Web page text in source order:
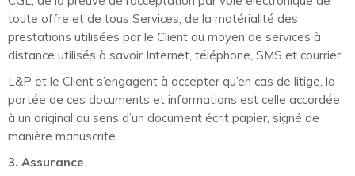
toute offre et de tous Services, de la matérialité des
prestations utilisées par le Client au moyen de services à
distance utilisés à savoir Internet, téléphone, SMS et courrier.
L&P et le Client s’engagent à accepter qu’en cas de litige, la
portée de ces documents et informations est celle accordée
à un original au sens d’un document écrit papier, signé de
manière manuscrite.
3. Assurance